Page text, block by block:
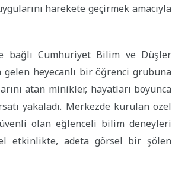
harekete geçirmek amacıyla
bağlı Cumhuriyet Bilim ve Düşler
gelen heyecanlı bir öğrenci grubuna
atan minikler, hayatları boyunca
yakaladı. Merkezde kurulan özel
olan eğlenceli bilim deneyleri
etkinlikte, adeta görsel bir şölen